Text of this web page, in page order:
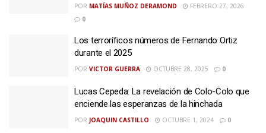
POR MATÍAS MUÑOZ DERAMOND
FEBRERO 27, 2026
0
Los terroríficos números de Fernando Ortiz
durante el 2025
POR VICTOR GUERRA OCTUBRE 28, 2025 0
Lucas Cepeda: La revelación de Colo-Colo que
enciende las esperanzas de la hinchada
POR JOAQUIN CASTILLO OCTUBRE 1, 2024 0